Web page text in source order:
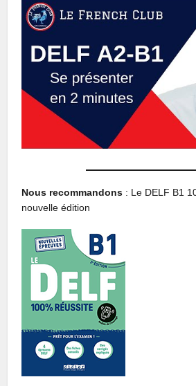
Nous recommandons : Le DELF B1
nouvelle édition